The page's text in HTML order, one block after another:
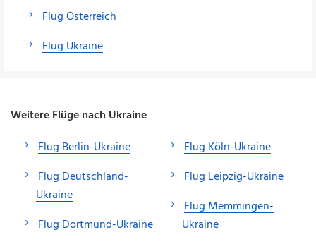
Flug Österreich
Flug Ukraine
Weitere Flüge nach Ukraine
Flug Berlin-Ukraine
Flug Deutschland-
Ukraine
Flug Dortmund-Ukraine
Flug Köln-Ukraine
Flug Leipzig-Ukraine
Flug Memmingen-
Ukraine